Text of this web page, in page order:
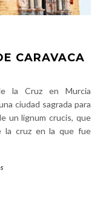
CARAVACA
la Cruz en Murcia
ciudad sagrada para
un lignum crucis, que
la cruz en la que fue